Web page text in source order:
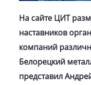
На сайте ЦИТ
наставников
компаний
Белорецкий
представил